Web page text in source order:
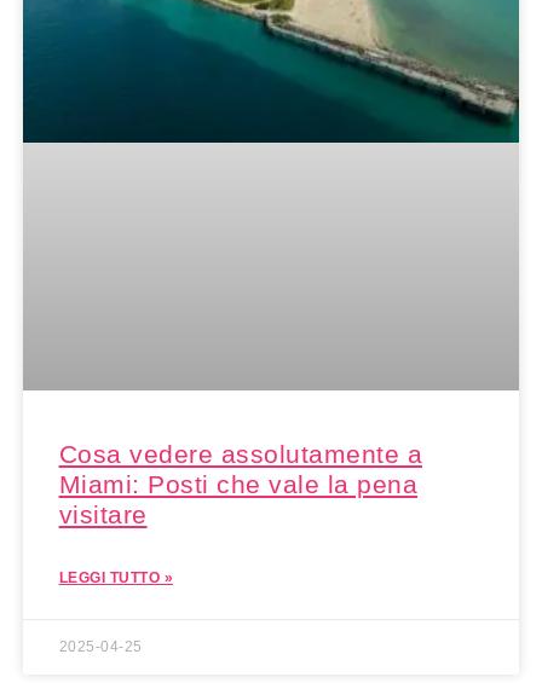
Cosa vedere assolutamente a
Miami: Posti che vale la pena
visitare
LEGGI TUTTO »
2025-04-25